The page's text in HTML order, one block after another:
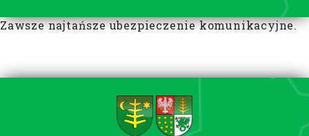
Zawsze najtańsze ubezpieczenie komunikacyjne.